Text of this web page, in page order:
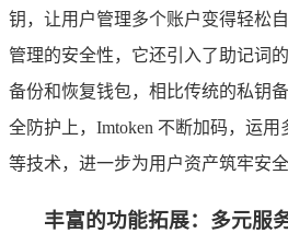
钥，让用户管理多个账户变得轻松
管理的安全性，它还引入了助记词
备份和恢复钱包，相比传统的私钥
全防护上，Imtoken 不断加码，运
等技术，进一步为用户资产筑牢安全
丰富的功能拓展：多元服